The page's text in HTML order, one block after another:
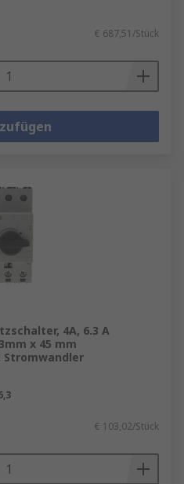
des Betriebs
die Drehzahl
als Alternative zur
Anhalten sich
€ 687,51/Stück
4A, 6.3 A
x 45 mm
€ 103,02/Stück